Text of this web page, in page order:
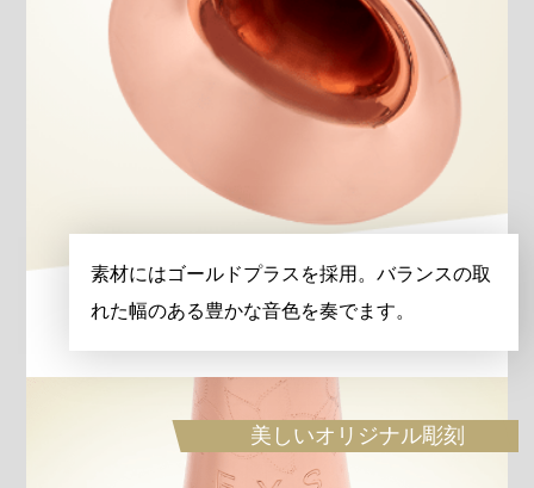
素材にはゴールドプラスを採用。バランスの取
れた幅のある豊かな音色を奏でます。
美しいオリジナル彫刻